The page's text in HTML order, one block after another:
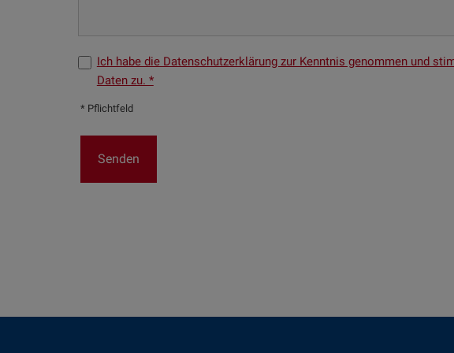
Ich habe die Datenschutzerklärung zur Kenntnis genommen und
Daten zu. *
* Pflichtfeld